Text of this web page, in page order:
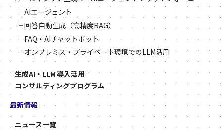
└AIエージェント
└回答自動生成（高精度RAG）
└ FAQ・AIチャットボット
└ オンプレミス・プライベート環境でのLLM活用
生成AI・LLM 導入活用
コンサルティングプログラム
最新情報
ニュース一覧